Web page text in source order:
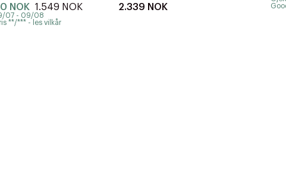
NOK 1.549 NOK
07 - 09/08
**/*** - les vilkår
2.339 NOK